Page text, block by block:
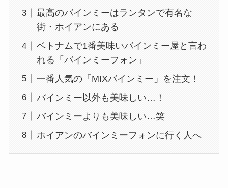
最高のバインミーはランタンで有名な
街・ホイアンにある
ベトナムで1番美味いバインミー屋と言わ
れる「バインミーフォン」
一番人気の「MIXバインミー」を注文！
バインミー以外も美味しい…！
バインミーよりも美味しい…笑
ホイアンのバインミーフォンに行く人へ